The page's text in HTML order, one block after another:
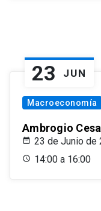
23 JUN
Macroeconomía
Ambrogio
23 de Junio de
14:00 a 16:00